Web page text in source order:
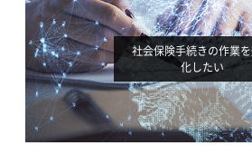
社会保険手続きの作業
化したい